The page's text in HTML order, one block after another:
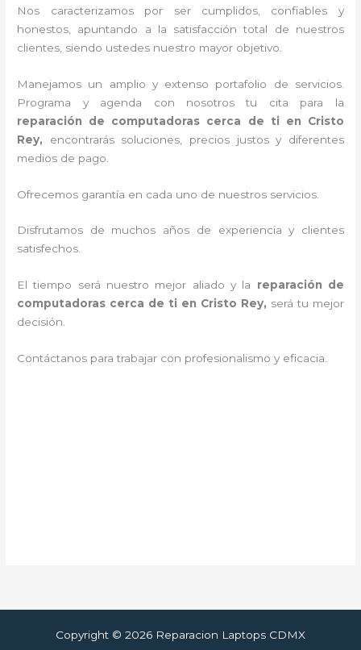
Nos caracterizamos por ser cumplidos, confiables y
honestos, apuntando a la satisfacción total de nuestros
clientes, siendo ustedes nuestro mayor objetivo.
Manejamos un amplio y extenso portafolio de servicios.
Programa y agenda con nosotros tu cita para la
reparación de computadoras cerca de ti en Cristo
Rey, encontrarás soluciones, precios justos y diferentes
medios de pago.
Ofrecemos garantía en cada uno de nuestros servicios.
Disfrutamos de muchos años de experiencia y clientes
satisfechos.
El tiempo será nuestro mejor aliado y la reparación de
computadoras cerca de ti en Cristo Rey, será tu mejor
decisión.
Contáctanos para trabajar con profesionalismo y eficacia.
Copyright © 2026 Reparacion Laptops CDMX